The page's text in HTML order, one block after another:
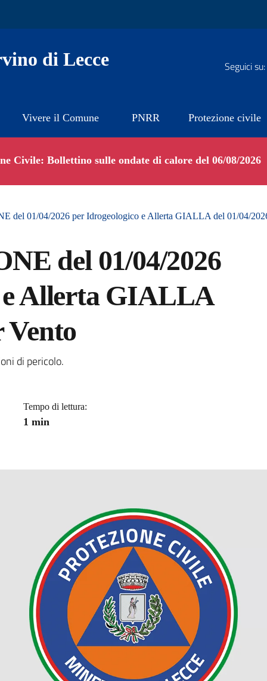
di Lecce Seguici su:
Vivere il Comune PNRR Protezione civile
Civile: Bollettino sulle ondate di calore del 06/08/2026
del 01/04/2026 per Idrogeologico e Allerta GIALLA del 01/04/
del 01/04/2026
e Allerta GIALLA
Vento
di pericolo.
Tempo di lettura:
1 min